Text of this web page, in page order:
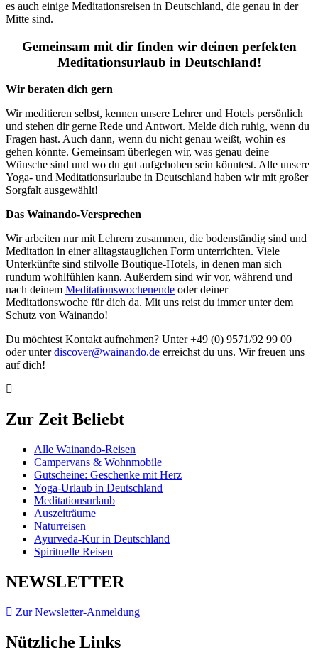
es auch einige Meditationsreisen in Deutschland, die genau in der
Mitte sind.
Gemeinsam mit dir finden wir deinen perfekten
Meditationsurlaub in Deutschland!
Wir beraten dich gern
Wir meditieren selbst, kennen unsere Lehrer und Hotels persönlich
und stehen dir gerne Rede und Antwort. Melde dich ruhig, wenn du
Fragen hast. Auch dann, wenn du nicht genau weißt, wohin es
gehen könnte. Gemeinsam überlegen wir, was genau deine
Wünsche sind und wo du gut aufgehoben sein könntest. Alle unsere
Yoga- und Meditationsurlaube in Deutschland haben wir mit großer
Sorgfalt ausgewählt!
Das Wainando-Versprechen
Wir arbeiten nur mit Lehrern zusammen, die bodenständig sind und
Meditation in einer alltagstauglichen Form unterrichten. Viele
Unterkünfte sind stilvolle Boutique-Hotels, in denen man sich
rundum wohlfühlen kann. Außerdem sind wir vor, während und
nach deinem Meditationswochenende oder deiner
Meditationswoche für dich da. Mit uns reist du immer unter dem
Schutz von Wainando!
Du möchtest Kontakt aufnehmen? Unter +49 (0) 9571/92 99 00
oder unterdiscover@wainando.de erreichst du uns. Wir freuen uns
auf dich!
Zur Zeit Beliebt
Alle Wainando-Reisen
Campervans & Wohnmobile
Gutscheine: Geschenke mit Herz
Yoga-Urlaub in Deutschland
Meditationsurlaub
Auszeiträume
Naturreisen
Ayurveda-Kur in Deutschland
Spirituelle Reisen
NEWSLETTER
Zur Newsletter-Anmeldung
Nützliche Links